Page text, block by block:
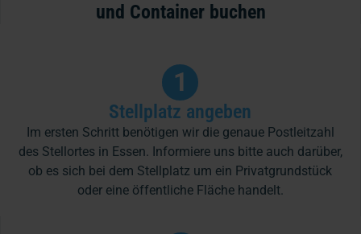
und Container buchen
1
Stellplatz angeben
Im ersten Schritt benötigen wir die genaue Postleitzahl
des Stellortes in Essen. Informiere uns bitte auch darüber,
ob es sich bei dem Stellplatz um ein Privatgrundstück
oder eine öffentliche Fläche handelt.